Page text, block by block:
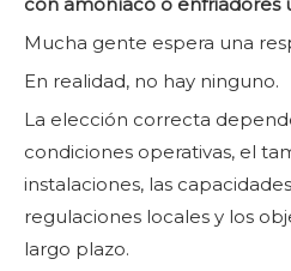
Mucha gente espera una
En realidad, no hay ninguno.
La elección correcta
condiciones operativas, el
instalaciones, las
regulaciones locales y los
largo plazo.